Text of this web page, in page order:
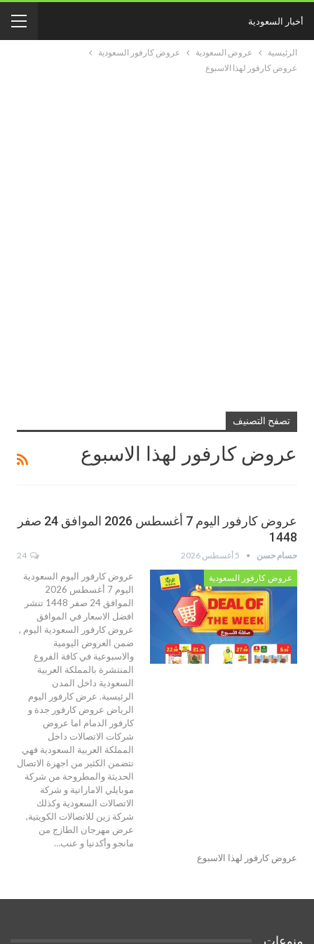
أخبار السعودية
الرئيسية عروض السعودية
عروض كارفور السعودية
عروض كارفور لهذا الاسبوع
تصفح التصنيف
عروض كارفور لهذا الاسبوع
عروض كارفور اليوم 7 أغسطس 2026 الموافق 24 صفر
1448
حسام حسن 5 أغسطس 2026
عروض كارفور السعودية
عروض كارفور اليوم السعودية
اليوم 7 أغسطس 2026
الموافق 24 صفر 1448 تنشر
افضل الاسعار في الموافق
عروض كارفور السعودية اليوم ,
ضمن العروض اليومية
والاسبوعية في كافة الفروع
المنتشرة بالمملكة العربية
السعودية داخل المدن
الرئيسية. عرض كارفور اليوم
الرياض عروض كارفور جدة و
كارفور الدمام اما عروض
شركات الاتصالات داخل
المملكة العربية السعودية فهي
تتضمن الكثير من اجهزة الاتصال
الحديثة والمطروحة من شركة
موبايلي الاماراتية و شركة
الاتصالات السعودية وكذلك
شركة زين للاتصالات الكويتية,
عرض مهرجان الطازج من
مانجو وأكدنيا و عنب…
عروض كارفور لهذا الاسبوع
منوعات